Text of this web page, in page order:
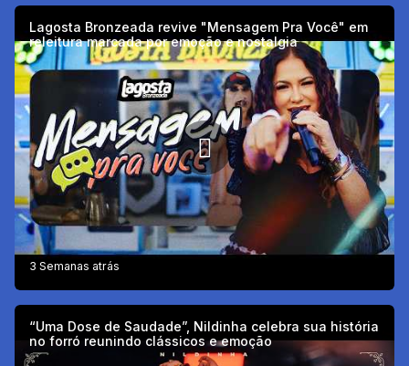
Lagosta Bronzeada revive "Mensagem Pra Você" em
releitura marcada por emoção e nostalgia
3 Semanas atrás
“Uma Dose de Saudade”, Nildinha celebra sua história
no forró reunindo clássicos e emoção